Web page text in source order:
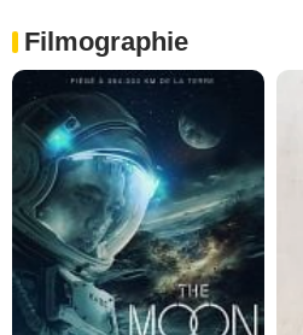
Filmographie